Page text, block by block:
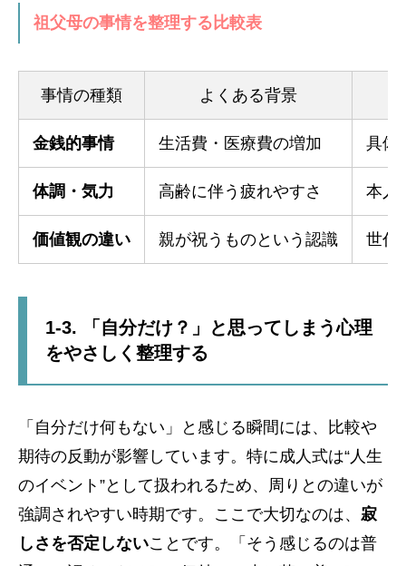
祖父母の事情を整理する比較表
事情の種類 よくある背景
金銭的事情 生活費・医療費の増加 具体
体調・気力 高齢に伴う疲れやすさ 本人
価値観の違い 親が祝うものという認識 世代
1-3. 「自分だけ？」と思ってしまう心理
をやさしく整理する
「自分だけ何もない」と感じる瞬間には、比較や
期待の反動が影響しています。特に成人式は“人生
のイベント”として扱われるため、周りとの違いが
強調されやすい時期です。ここで大切なのは、 寂
しさを否定しないことです。「そう感じるのは普